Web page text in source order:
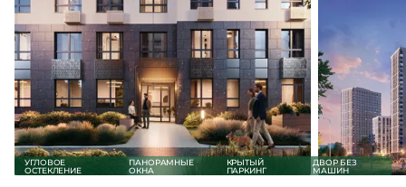
УГЛОВОЕ
ОСТЕКЛЕНИЕ
ПАНОРАМНЫЕ
ОКНА
КРЫТЫЙ
ПАРКИНГ
ДВОР БЕЗ
МАШИН